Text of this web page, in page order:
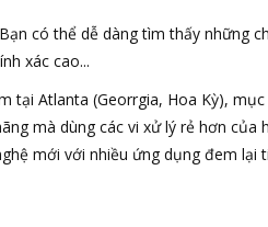
có thể dễ dàng tìm thấy những
xác cao...
tại Atlanta (Georrgia, Hoa Kỳ),
mà dùng các vi xử lý rẻ hơn của
mới với nhiều ứng dụng đem lại